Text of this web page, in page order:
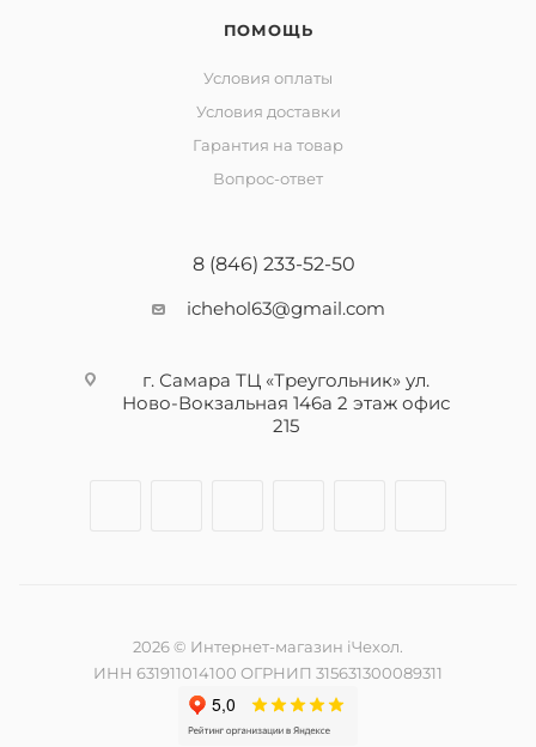
ПОМОЩЬ
Условия оплаты
Условия доставки
Гарантия на товар
Вопрос-ответ
8 (846) 233-52-50
ichehol63@gmail.com
г. Самара ТЦ «Треугольник» ул.
Ново-Вокзальная 146а 2 этаж офис
215
2026 © Интернет-магазин iЧехол.
ИНН 631911014100 ОГРНИП 315631300089311